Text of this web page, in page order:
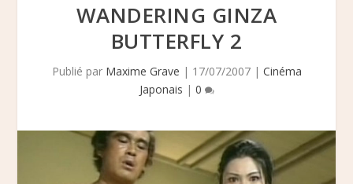
WANDERING GINZA
BUTTERFLY 2
Publié par Maxime Grave | 17/07/2007| Cinéma
Japonais | 0